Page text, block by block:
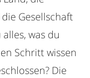
Gesellschaft
was du
Schritt wissen
Die